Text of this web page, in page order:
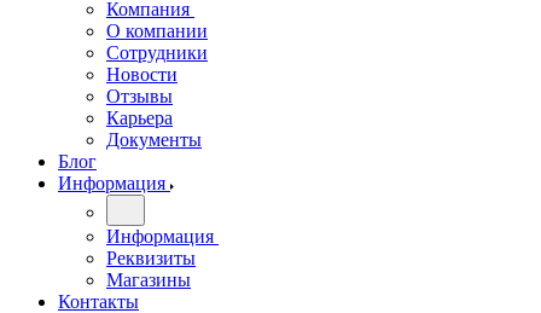
Компания
О компании
Сотрудники
Новости
Отзывы
Карьера
Документы
Блог
Информация
Информация
Реквизиты
Магазины
Контакты